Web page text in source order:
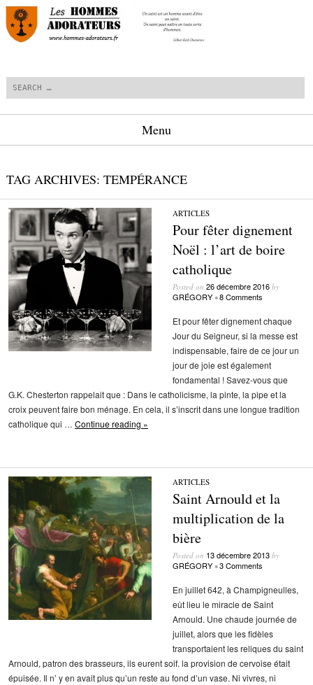
Menu
TAG ARCHIVES: TEMPÉRANCE
ARTICLES
Pour fêter dignement
Noël : l’art de boire
catholique
Posted on 26 décembre 2016by
GRÉGORY •8 Comments
Et pour fêter dignement chaque
Jour du Seigneur, si la messe est
indispensable, faire de ce jour un
jour de joie est également
fondamental ! Savez-vous que
G.K. Chesterton rappelait que : Dans le catholicisme, la pinte, la pipe et la
croix peuvent faire bon ménage. En cela, il s’inscrit dans une longue tradition
catholique qui … Continue reading »
ARTICLES
Saint Arnould et la
multiplication de la
bière
Posted on 13 décembre 2013by
GRÉGORY •3 Comments
En juillet 642, à Champigneulles,
eût lieu le miracle de Saint
Arnould. Une chaude journée de
juillet, alors que les fidèles
transportaient les reliques du saint
Arnould, patron des brasseurs, ils eurent soif. la provision de cervoise était
épuisée. Il n’ y en avait plus qu’un reste au fond d’un vase. Ni vivres, ni